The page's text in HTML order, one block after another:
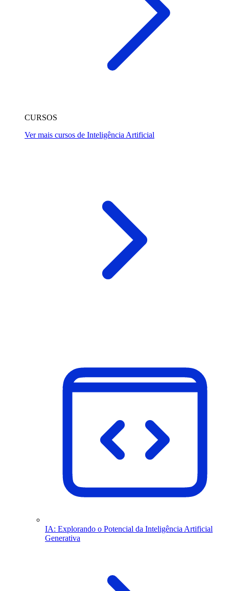
CURSOS
Ver mais cursos de Inteligência Artificial
IA: Explorando o Potencial da Inteligência Artificial
Generativa